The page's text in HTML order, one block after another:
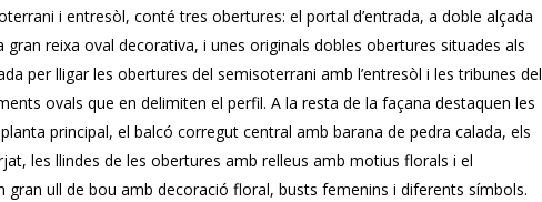
i entresòl, conté tres obertures: el portal d’entrada, a doble alçada
reixa oval decorativa, i unes originals dobles obertures situades als
per lligar les obertures del semisoterrani amb l’entresòl i les tribunes del
ovals que en delimiten el perfil. A la resta de la façana destaquen les
principal, el balcó corregut central amb barana de pedra calada, els
les llindes de les obertures amb relleus amb motius florals i el
ull de bou amb decoració floral, busts femenins i diferents símbols.